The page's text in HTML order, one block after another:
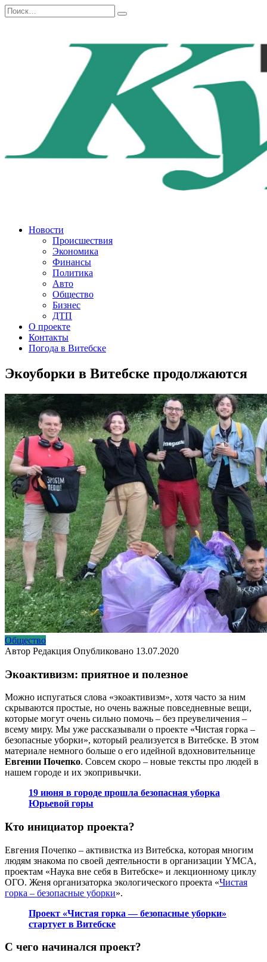
Перейти
к
Search
for:
Новости
Происшествия
Экономика
Финансы
Политика
Авто
Общество
Бизнес
ДТП
О проекте
Контакты
Погода в Витебске
Экоуборки в Витебске продолжаются
Общество
Автор Редакция Опубликовано 13.07.2020
Экоактивизм: приятное и полезное
Можно испугаться слова «экоактивизм», хотя часто за ним
скрываются простые, но очень важные повседневные вещи,
которые могут очень сильно помочь – без преувеличения –
всему миру. Мы уже рассказывали о проекте «Чистая горка –
безопасные уборки», который реализуется в Витебске. В этом
материале немного больше о его идейной вдохновительнице
Евгении Почепко. Совсем скоро – новые тексты про людей в
нашем городе и их экопривычки.
19 июня в городе прошла безопасная уборка
Юрьевой горы
Кто инициатор проекта?
Евгения Почепко – активистка из Витебска, которая многим
людям знакома по своей деятельности в организации YMCA,
проектам «Наука вне себя в Витебске» и лекционному циклу
ОГО. Женя организаторка экологического проекта «Чистая
горка – безопасные уборки».
Проект «Чистая горка — безопасные уборки»
стартует в Витебске
С чего начинался проект?